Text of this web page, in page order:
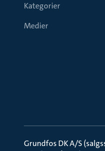
Kategorier
Medier
Grundfos DK A/S